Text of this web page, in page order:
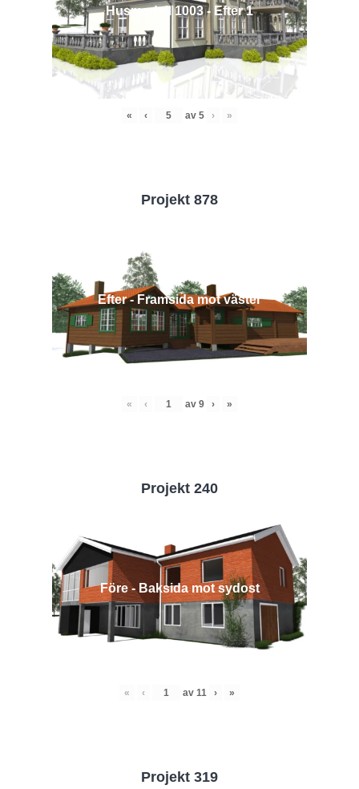
Husmodell 1003 - Efter 1
« ‹ av 5 › »
Projekt 878
Efter - Framsida mot väster
« ‹ av 9 › »
Projekt 240
Före - Baksida mot sydost
« ‹ av 11 › »
Projekt 319